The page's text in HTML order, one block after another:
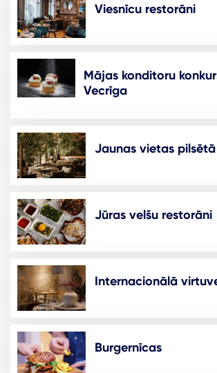
Viesnīcu restorāni
Mājas konditoru
Vecrīga
Jaunas vietas pilsētā
Jūras velšu restorāni
Internacionālā
Burgernīcas